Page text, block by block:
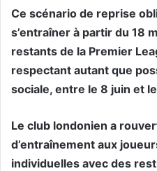
Ce scénario de reprise
s’entraîner à partir du 18
restants de la Premier
respectant autant que
sociale, entre le 8 juin et
Le club londonien a
d’entraînement aux
individuelles avec des